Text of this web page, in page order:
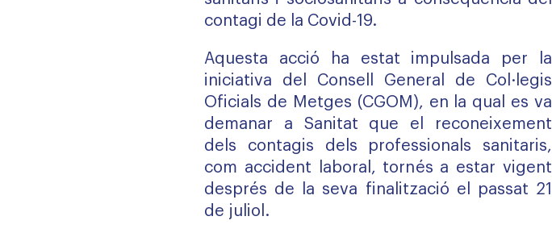
contagi de la Covid-19.
Aquesta acció ha estat impulsada per la
iniciativa del Consell General de Col·legis
Oficials de Metges (CGOM), en la qual es va
demanar a Sanitat que el reconeixement
dels contagis dels professionals sanitaris,
com accident laboral, tornés a estar vigent
després de la seva finalització el passat 21
de juliol.